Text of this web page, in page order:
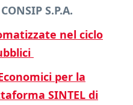
S.P.A.
nel ciclo
per la
SINTEL di